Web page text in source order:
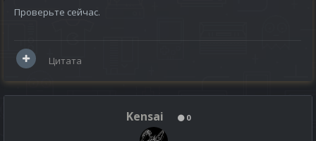
Проверьте сейчас.
Цитата
Kensai 0